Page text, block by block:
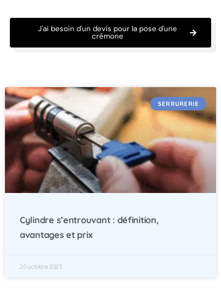
J'ai besoin d'un devis pour la pose d'une
crémone
SERRURERIE
Cylindre s’entrouvant : définition,
avantages et prix
20 octobre 2025